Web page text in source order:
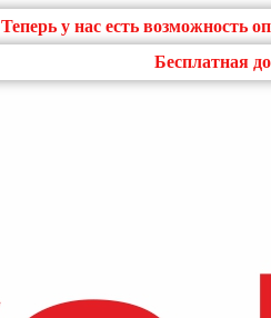
Теперь у нас есть возможность
Бесплатная